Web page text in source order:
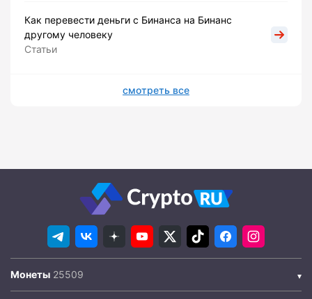
Как перевести деньги с Бинанса на Бинанс
другому человеку
Статьи
смотреть все
Монеты